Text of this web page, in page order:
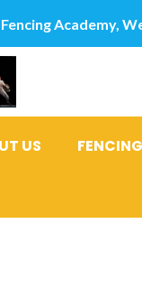
Academy,
US FENCING